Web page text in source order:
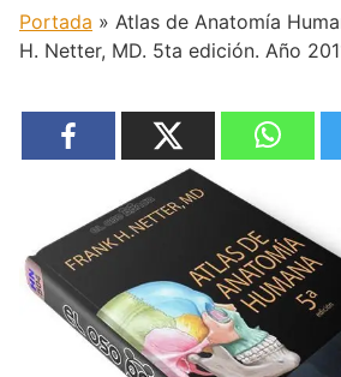
Portada » Atlas de Anatomía
H. Netter, MD. 5ta edición. Año